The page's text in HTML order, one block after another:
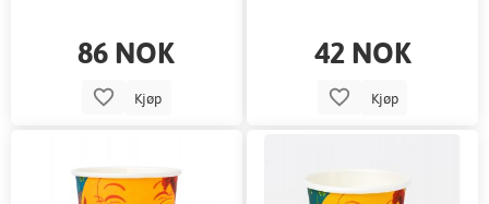
86 NOK
Kjøp
42 NOK
Kjøp